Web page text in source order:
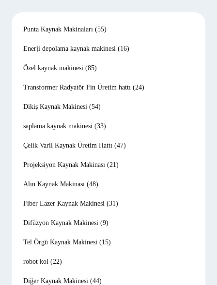
Punta Kaynak Makinaları (55)
Enerji depolama kaynak makinesi (16)
Özel kaynak makinesi (85)
Transformer Radyatör Fin Üretim hattı (24)
Dikiş Kaynak Makinesi (54)
saplama kaynak makinesi (33)
Çelik Varil Kaynak Üretim Hattı (47)
Projeksiyon Kaynak Makinası (21)
Alın Kaynak Makinası (48)
Fiber Lazer Kaynak Makinesi (31)
Difüzyon Kaynak Makinesi (9)
Tel Örgü Kaynak Makinesi (15)
robot kol (22)
Diğer Kaynak Makinesi (44)